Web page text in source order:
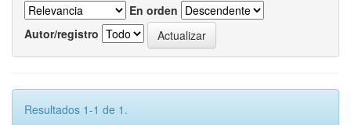
En orden
Autor/registro
Resultados 1-1 de 1.